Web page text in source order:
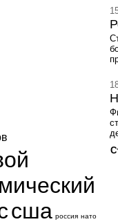
сша россия нато